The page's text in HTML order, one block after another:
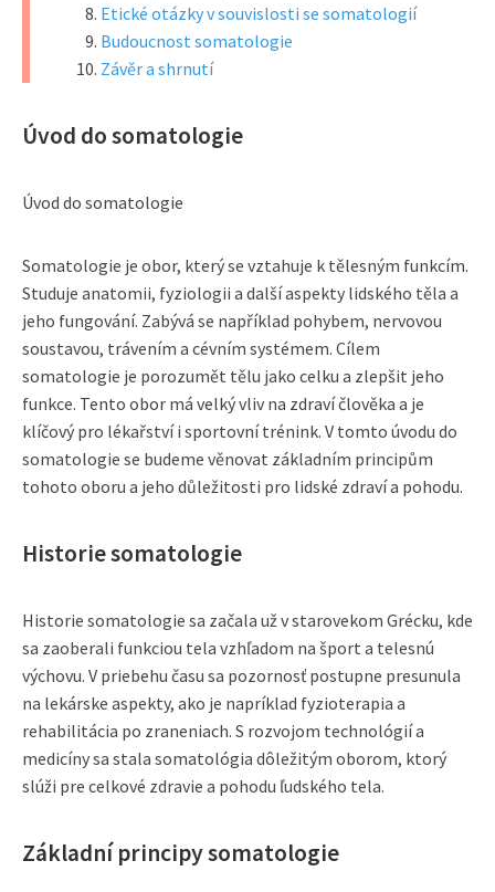
Etické otázky v souvislosti se somatologií
Budoucnost somatologie
Závěr a shrnutí
Úvod do somatologie
Úvod do somatologie
Somatologie je obor, který se vztahuje k tělesným funkcím.
Studuje anatomii, fyziologii a další aspekty lidského těla a
jeho fungování. Zabývá se například pohybem, nervovou
soustavou, trávením a cévním systémem. Cílem
somatologie je porozumět tělu jako celku a zlepšit jeho
funkce. Tento obor má velký vliv na zdraví člověka a je
klíčový pro lékařství i sportovní trénink. V tomto úvodu do
somatologie se budeme věnovat základním principům
tohoto oboru a jeho důležitosti pro lidské zdraví a pohodu.
Historie somatologie
Historie somatologie sa začala už v starovekom Grécku, kde
sa zaoberali funkciou tela vzhľadom na šport a telesnú
výchovu. V priebehu času sa pozornosť postupne presunula
na lekárske aspekty, ako je napríklad fyzioterapia a
rehabilitácia po zraneniach. S rozvojom technológií a
medicíny sa stala somatológia dôležitým oborom, ktorý
slúži pre celkové zdravie a pohodu ľudského tela.
Základní principy somatologie